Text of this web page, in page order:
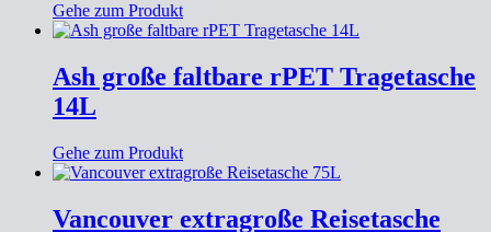
Gehe zum Produkt
Ash große faltbare rPET Tragetasche
14L
Gehe zum Produkt
Vancouver extragroße Reisetasche